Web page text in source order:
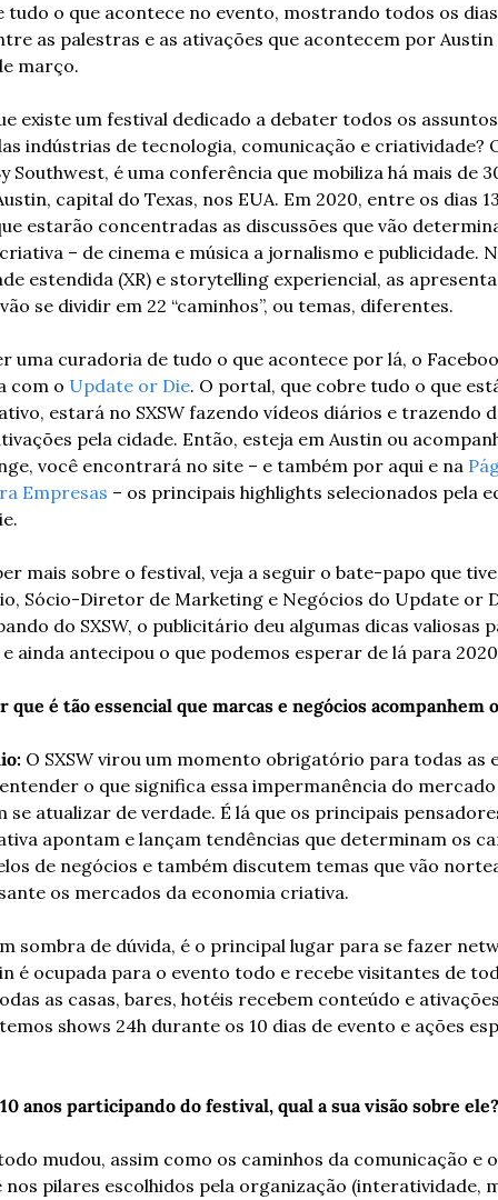
tudo o que acontece no evento, mostrando todos os
as palestras e as ativações que acontecem por
março.
existe um festival dedicado a debater todos os
indústrias de tecnologia, comunicação e criatividade?
Southwest, é uma conferência que mobiliza há mais de
capital do Texas, nos EUA. Em 2020, entre os dias
estarão concentradas as discussões que vão
– de cinema e música a jornalismo e publicidade.
estendida (XR) e storytelling experiencial, as
se dividir em 22 “caminhos”, ou temas, diferentes.
uma curadoria de tudo o que acontece por lá, o
com o Update or Die. O portal, que cobre tudo o que
estará no SXSW fazendo vídeos diários e trazendo
pela cidade. Então, esteja em Austin ou
você encontrará no site – e também por aqui e na
Empresas – os principais highlights selecionados pela
mais sobre o festival, veja a seguir o bate-papo que
Sócio-Diretor de Marketing e Negócios do Update or
do SXSW, o publicitário deu algumas dicas valiosas
ainda antecipou o que podemos esperar de lá para
que é tão essencial que marcas e negócios acompanhem
O SXSW virou um momento obrigatório para todas as
o que significa essa impermanência do
se atualizar de verdade. É lá que os principais
apontam e lançam tendências que determinam os
de negócios e também discutem temas que vão
os mercados da economia criativa.
sombra de dúvida, é o principal lugar para se fazer
é ocupada para o evento todo e recebe visitantes de
as casas, bares, hotéis recebem conteúdo e
shows 24h durante os 10 dias de evento e ações
anos participando do festival, qual a sua visão sobre ele?
mudou, assim como os caminhos da comunicação e
nos pilares escolhidos pela organização (interatividade,